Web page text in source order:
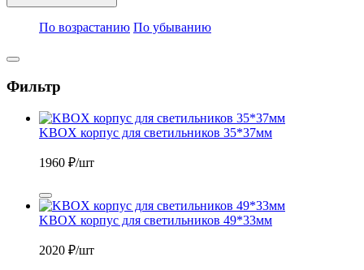
По возрастанию По убыванию
Фильтр
KBOX корпус для светильников 35*37мм
1960 ₽/шт
KBOX корпус для светильников 49*33мм
2020 ₽/шт